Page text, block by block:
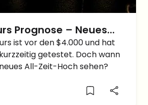
Prognose – Neues
wir kommen!
ist vor den $4.000 und hat
getestet. Doch wann
All-Zeit-Hoch sehen?